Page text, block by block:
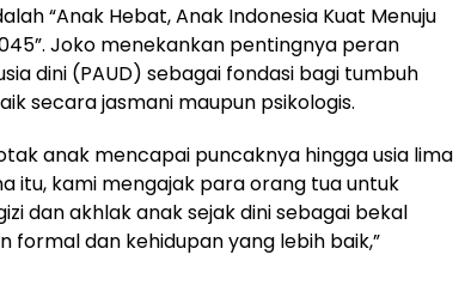
“Anak Hebat, Anak Indonesia Kuat Menuju
Joko menekankan pentingnya peran
dini (PAUD) sebagai fondasi bagi tumbuh
secara jasmani maupun psikologis.
anak mencapai puncaknya hingga usia lima
itu, kami mengajak para orang tua untuk
dan akhlak anak sejak dini sebagai bekal
formal dan kehidupan yang lebih baik,”